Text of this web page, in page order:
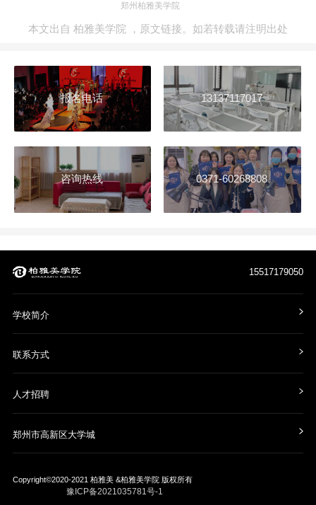
郑州柏雅美学院
本文出自 柏雅美学院 ， 原文链接。如若转载请注明出处
报名电话 13137117017
咨询热线 0371-60268808
15517179050
学校简介
联系方式
人才招聘
郑州市高新区大学城
Copyright©2020-2021 柏雅美 &柏雅美学院 版权所有
豫ICP备2021035781号-1